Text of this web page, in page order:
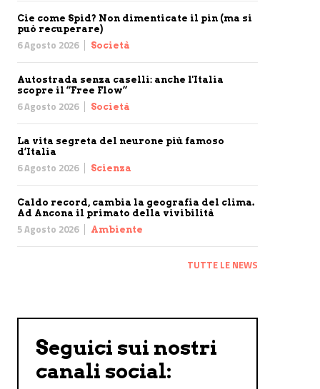
Cie come Spid? Non dimenticate il pin (ma si
può recuperare)
6 Agosto 2026 Società
Autostrada senza caselli: anche l'Italia
scopre il “Free Flow”
6 Agosto 2026 Società
La vita segreta del neurone più famoso
d’Italia
6 Agosto 2026 Scienza
Caldo record, cambia la geografia del clima.
Ad Ancona il primato della vivibilità
5 Agosto 2026 Ambiente
TUTTE LE NEWS
Seguici sui nostri
canali social: